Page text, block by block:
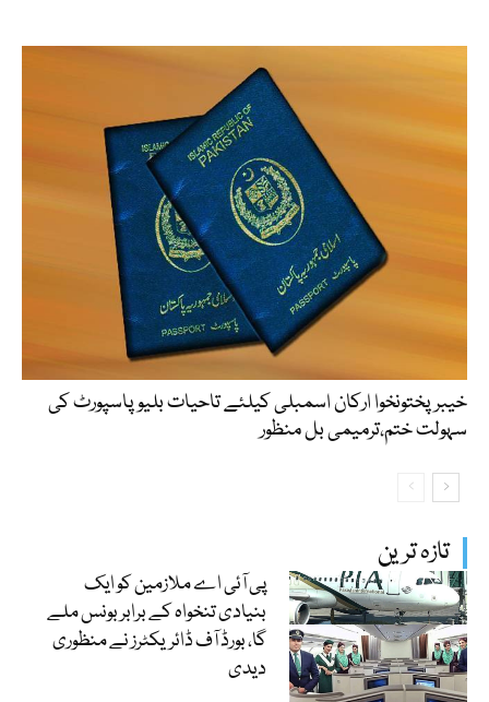
تازہ ترین
پی آئی اے ملازمین کو ایک
بنیادی تنخواہ کے برابر بونس ملے
گا، بورڈ آف ڈائریکٹرز نے منظوری
دیدی
خیبرپختونخوا ارکان اسمبلی کیلئے تاحیات بلیو پاسپورٹ کی
سہولت ختم،ترمیمی بل منظور